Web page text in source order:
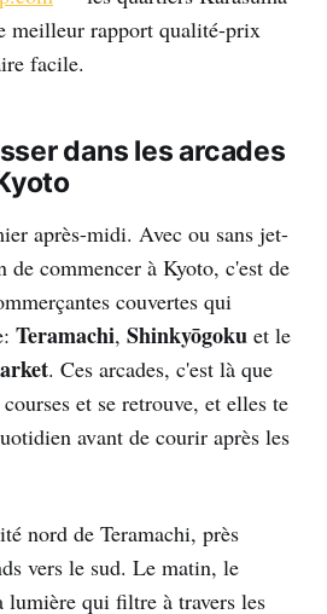
meilleur rapport qualité-prix
facile.
dans les arcades
après-midi. Avec ou sans jet-
commencer à Kyoto, c'est de
couvertes qui
Teramachi, Shinkyōgoku et le
. Ces arcades, c'est là que
et se retrouve, et elles te
avant de courir après les
nord de Teramachi, près
vers le sud. Le matin, le
lumière qui filtre à travers les